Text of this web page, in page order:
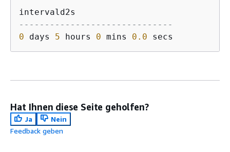
------------------------------
0 days 5 hours 0 mins 0.0
Hat Ihnen diese Seite geholfen?
Ja
Nein
Feedback geben